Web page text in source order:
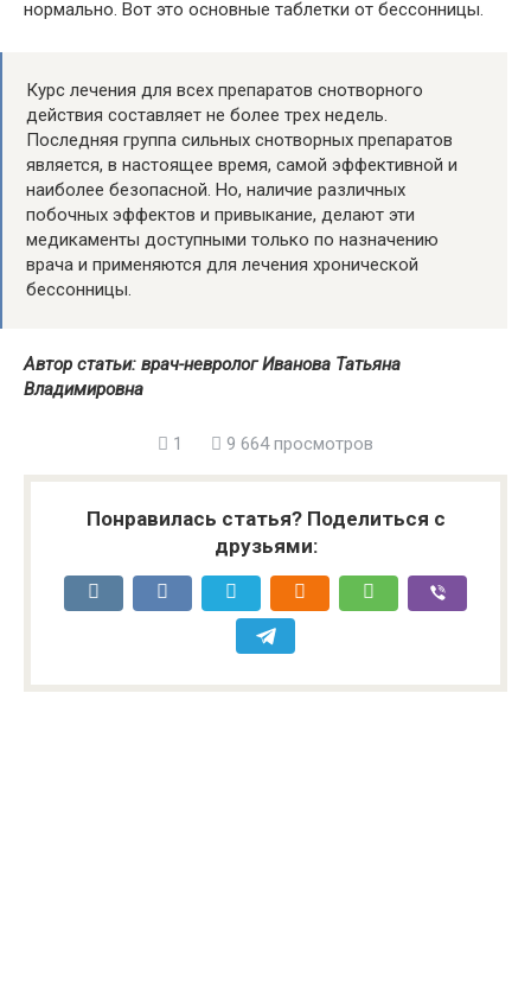
нормально. Вот это основные таблетки от бессонницы.
Курс лечения для всех препаратов снотворного
действия составляет не более трех недель.
Последняя группа сильных снотворных препаратов
является, в настоящее время, самой эффективной и
наиболее безопасной. Но, наличие различных
побочных эффектов и привыкание, делают эти
медикаменты доступными только по назначению
врача и применяются для лечения хронической
бессонницы.
Автор статьи: врач-невролог Иванова Татьяна
Владимировна
1 9 664 просмотров
Понравилась статья? Поделиться с
друзьями: